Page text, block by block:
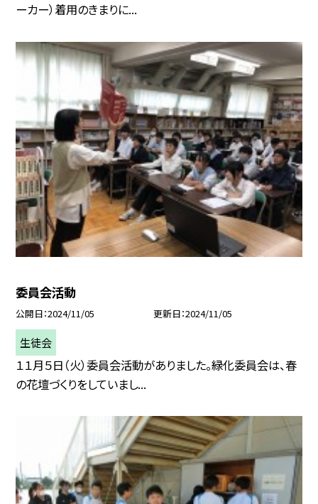
ーカー）着用のきまりに...
委員会活動
公開日 2024/11/05 更新日 2024/11/05
生徒会
１１月５日（火）委員会活動がありました。緑化委員会は、春
の花壇づくりをしていまし...